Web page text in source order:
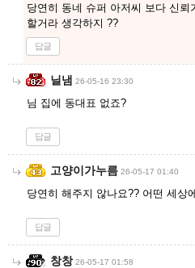
당연히 동네 슈퍼 아저씨 보다 신
할거라 생각하지 ??
답글
닐냄 26-05-16 23:30
님 집에 동대표 없죠?
답글
고양이가누름 26-05-17 01:40
당연히 해주지 않나요?? 어떤 세상
답글
창창 26-05-17 01:58